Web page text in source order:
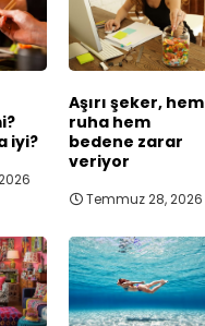
iyi?
Aşırı şeker, hem
ruha hem
bedene zarar
veriyor
Temmuz 28, 2026